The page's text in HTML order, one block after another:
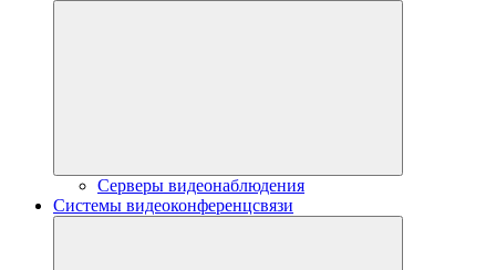
Серверы видеонаблюдения
Системы видеоконференцсвязи